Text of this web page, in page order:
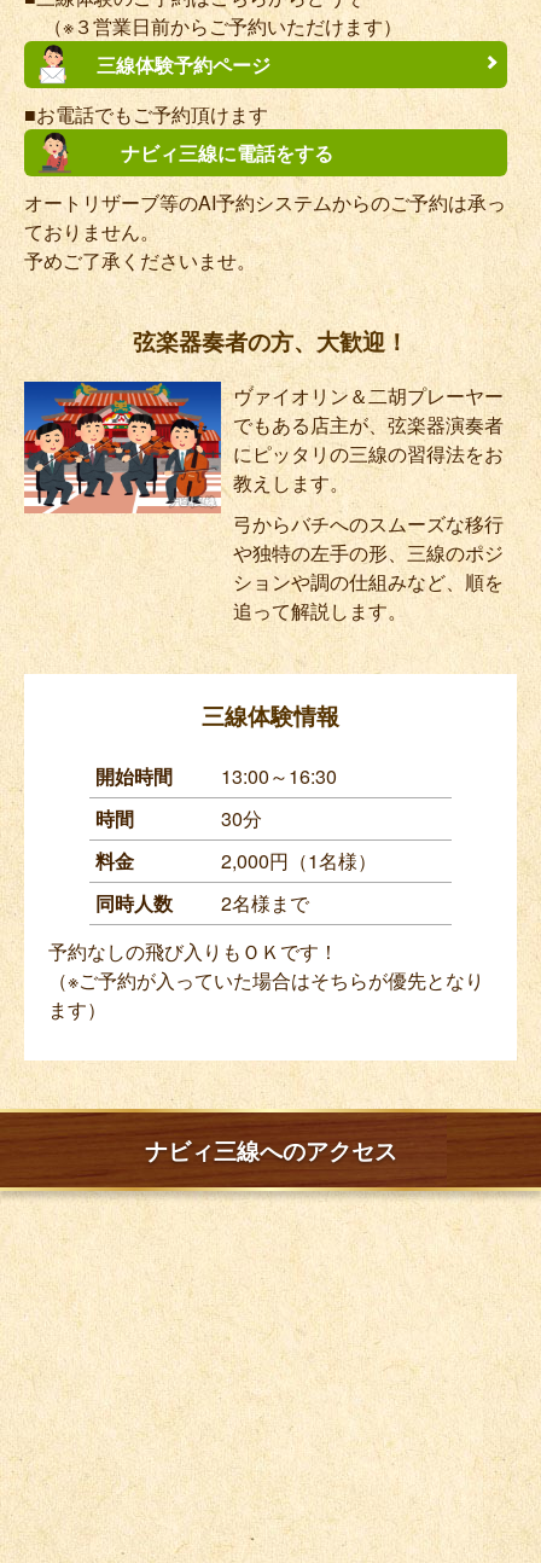
（※３営業日前からご予約いただけます）
三線体験予約ページ
■お電話でもご予約頂けます
ナビィ三線に電話をする
オートリザーブ等のAI予約システムからのご予約は承っ
ておりません。
予めご了承くださいませ。
弦楽器奏者の方、大歓迎！
ヴァイオリン＆二胡プレーヤー
でもある店主が、弦楽器演奏者
にピッタリの三線の習得法をお
教えします。
弓からバチへのスムーズな移行
や独特の左手の形、三線のポジ
ションや調の仕組みなど、順を
追って解説します。
三線体験情報
開始時間
13:00～16:30
時間
30分
料金
2,000円（1名様）
同時人数
2名様まで
予約なしの飛び入りもＯＫです！
（※ご予約が入っていた場合はそちらが優先となり
ます）
ナビィ三線へのアクセス